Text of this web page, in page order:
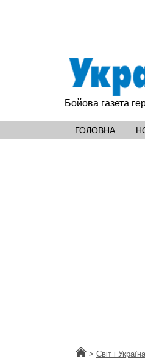
Бойова газета
ГОЛОВНА
Головна
> Світ і Україна